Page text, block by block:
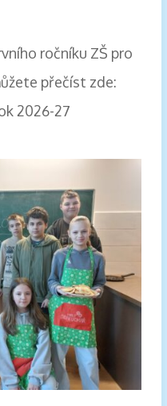
ročníku ZŠ pro
přečíst zde:
2026-27